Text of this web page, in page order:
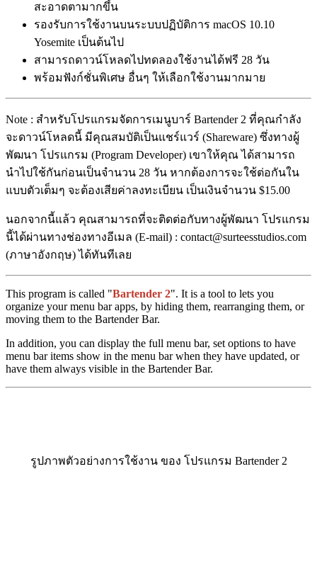
สะอาดตามากขึ้น
รองรับการใช้งานบนระบบปฏิบัติการ macOS 10.10
Yosemite เป็นต้นไป
สามารถดาวน์โหลดไปทดลองใช้งานได้ฟรี 28 วัน
พร้อมฟังก์ชั่นพิเศษ อื่นๆ ให้เลือกใช้งานมากมาย
Note : สำหรับโปรแกรมจัดการเมนูบาร์ Bartender 2 ที่คุณกำลัง
จะดาวน์โหลดนี้ มีคุณสมบัติเป็นแชร์แวร์ (Shareware) ซึ่งทางผู้
พัฒนา โปรแกรม (Program Developer) เขาให้คุณ ได้สามารถ
นำไปใช้กันก่อนเป็นจำนวน 28 วัน หากต้องการจะใช้ต่อกันใน
แบบตัวเต็มๆ จะต้องเสียค่าลงทะเบียน เป็นเงินจำนวน $15.00
นอกจากนี้แล้ว คุณสามารถที่จะติดต่อกับทางผู้พัฒนา โปรแกรม
นี้ได้ผ่านทางช่องทางอีเมล (E-mail) : contact@surteesstudios.com
(ภาษาอังกฤษ) ได้ทันทีเลย
This program is called "Bartender 2". It is a tool to lets you
organize your menu bar apps, by hiding them, rearranging them, or
moving them to the Bartender Bar.
In addition, you can display the full menu bar, set options to have
menu bar items show in the menu bar when they have updated, or
have them always visible in the Bartender Bar.
รูปภาพตัวอย่างการใช้งาน ของ โปรแกรม Bartender 2